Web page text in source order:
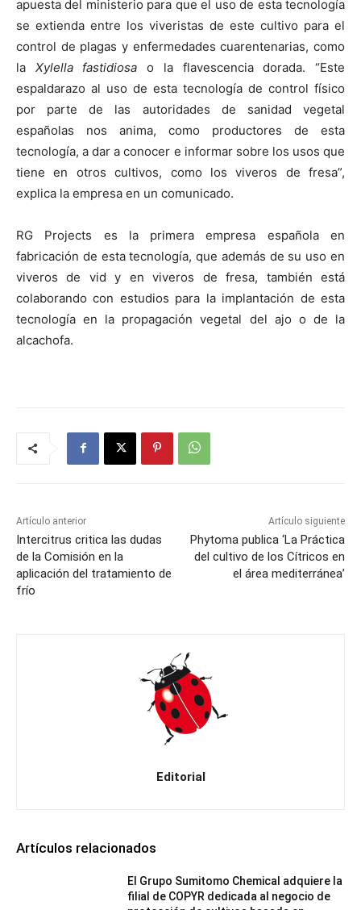
apuesta del ministerio para que el uso de esta tecnología
se extienda entre los viveristas de este cultivo para el
control de plagas y enfermedades cuarentenarias, como
la Xylellafastidiosa o la flavescencia dorada. “Este
espaldarazo al uso de esta tecnología de control físico
por parte de las autoridades de sanidad vegetal
españolas nos anima, como productores de esta
tecnología, a dar a conocer e informar sobre los usos que
tiene en otros cultivos, como los viveros de fresa”,
explica la empresa en un comunicado.
RG Projects es la primera empresa española en
fabricación de esta tecnología, que además de su uso en
viveros de vid y en viveros de fresa, también está
colaborando con estudios para la implantación de esta
tecnología en la propagación vegetal del ajo o de la
alcachofa.
Artículo anterior
Intercitrus critica las dudas
de la Comisión en la
aplicación del tratamiento de
frío
Artículo siguiente
Phytoma publica ‘La Práctica
del cultivo de los Cítricos en
el área mediterránea’
Editorial
Artículos relacionados
El Grupo Sumitomo Chemical adquiere la
filial de COPYR dedicada al negocio de